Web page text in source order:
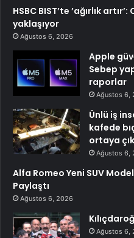
HSBC BIST’te ’ağırlık
yaklaşıyor
Ağustos 6, 2026
Apple
Sebep
raporlar
Ağustos 6,
Ünlü iş
kafede
ortaya
Ağustos 6,
Alfa Romeo Yeni SUV
Paylaştı
Ağustos 6, 2026
Ağustos 6,